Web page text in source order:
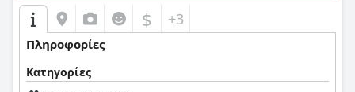
$ +3
Πληροφορίες
Κατηγορίες